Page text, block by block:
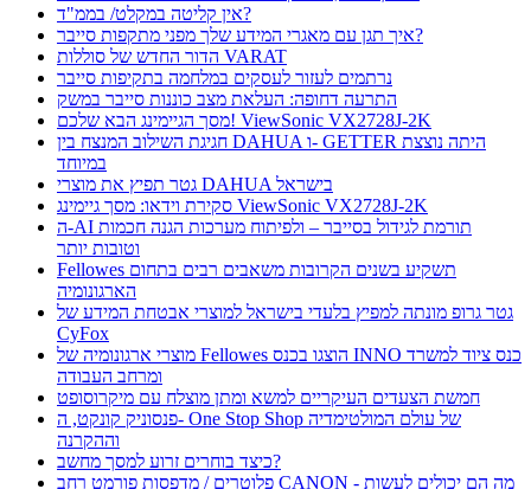
אין קליטה במקלט/ בממ"ד?
איך תגן עם מאגרי המידע שלך מפני מתקפות סייבר?
הדור החדש של סוללות VARAT
נרתמים לעזור לעסקים במלחמה בתקיפות סייבר
התרעה דחופה: העלאת מצב כוננות סייבר במשק
מסך הגיימינג הבא שלכם! ViewSonic VX2728J-2K
חגיגת השילוב המנצח בין DAHUA ו- GETTER היתה נוצצת
במיוחד
גטר תפיץ את מוצרי DAHUA בישראל
סקירת וידאו: מסך גיימינג ViewSonic VX2728J-2K
ה-AI תורמת לגידול בסייבר – ולפיתוח מערכות הגנה חכמות
וטובות יותר
Fellowes תשקיע בשנים הקרובות משאבים רבים בתחום
הארגונומיה
גטר גרופ מונתה למפיץ בלעדי בישראל למוצרי אבטחת המידע של
CyFox
מוצרי ארגונומיה של Fellowes הוצגו בכנס INNO כנס ציוד למשרד
ומרחב העבודה
חמשת הצעדים העיקריים למשא ומתן מוצלח עם מיקרוסופט
פנסוניק קונקט, ה- One Stop Shop של עולם המולטימדיה
וההקרנה
כיצד בוחרים זרוע למסך מחשב?
פלוטרים / מדפסות פורמט רחב CANON - מה הם יכולים לעשות